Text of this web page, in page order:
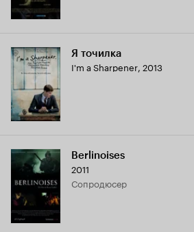
Я точилка
I'm a Sharpener, 2013
Berlinoises
2011
сопродюсер